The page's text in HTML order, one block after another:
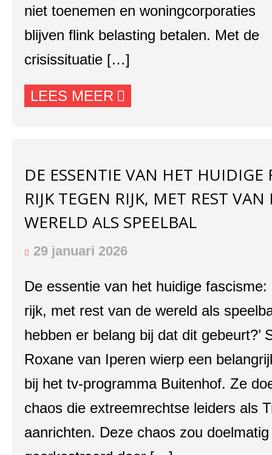
niet toenemen en woningcorporaties
blijven flink belasting betalen. Met de
crisissituatie […]
LEES MEER
DE ESSENTIE VAN HET HUIDIGE
RIJK TEGEN RIJK, MET REST VAN
WERELD ALS SPEELBAL
29 januari 2026
De essentie van het huidige fascisme:
rijk, met rest van de wereld als
hebben er belang bij dat dit gebeurt?’
Roxane van Iperen wierp een
bij het tv-programma Buitenhof. Ze
chaos die extreemrechtse leiders als
aanrichten. Deze chaos zou